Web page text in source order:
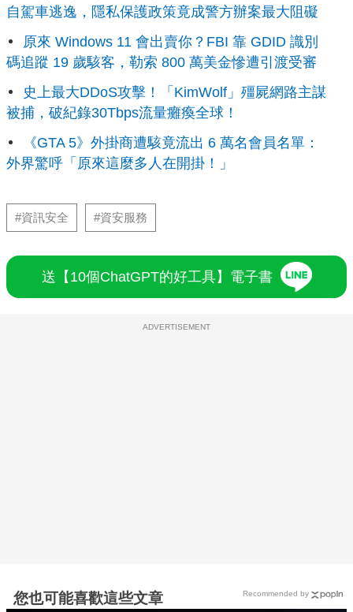
自駕車逃逸，隱私保護政策竟成警方辦案最大阻礙
原來 Windows 11 會出賣你？FBI 靠 GDID 識別
碼追蹤 19 歲駭客，勒索 800 萬美金慘遭引渡受審
史上最大DDoS攻擊！「KimWolf」殭屍網路主謀
被捕，破紀錄30Tbps流量癱瘓全球！
《GTA 5》外掛商遭駭竟流出 6 萬名會員名單：
外界驚呼「原來這麼多人在開掛！」
#資訊安全 #資安服務
送【10個ChatGPT的好工具】電子書
ADVERTISEMENT
您也可能喜歡這些文章 Recommended by